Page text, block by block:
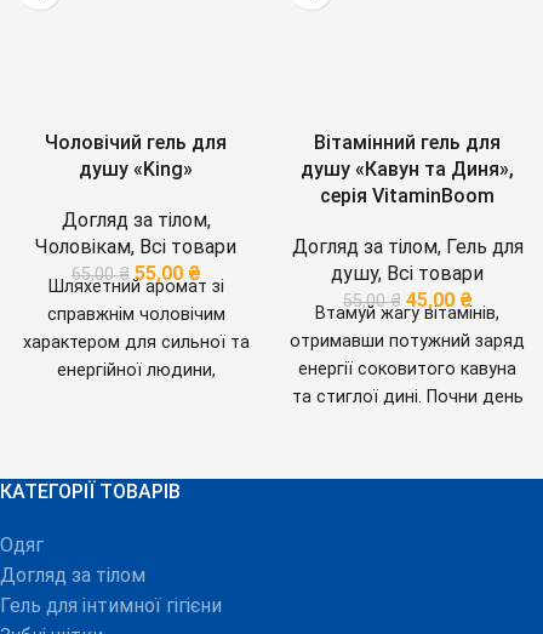
Чоловічий гель для
душу «King»
Догляд за тілом,
Чоловікам, Всі товари
65,00₴ 55,00 ₴
Шляхетний аромат зі
справжнім чоловічим
характером для сильної та
енергійної людини,
додаткову енергію та
шкіру необхідною вологою,
зберігаючи відчуття
зволоженості та свіжості
на весь день. - Відновлює
Вітамінний гель для
душу «Кавун та Диня»,
серія VitaminBoom
Догляд за тілом, Гель для
душу, Всі товари
55,00₴ 45,00 ₴
Втамуй жагу вітамінів,
отримавши потужний заряд
енергії соковитого кавуна
та стиглої дині. Почни день
м’якість та гладкість, а тобі
КАТЕГОРІЇ ТОВАРІВ
Одяг
Догляд за тілом
Гель для інтимної гігієни